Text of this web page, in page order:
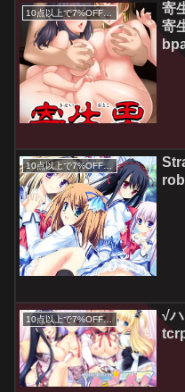
10点以上で7%OFFクーポン／サマーセール2026対象
寄
寄
10点以上で7%OFFクーポン／サマーセール2026対象
10点以上で7%OFFクーポン／サマーセール2026対象
√